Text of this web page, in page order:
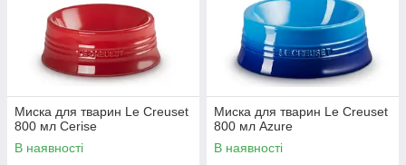
Миска для тварин Le Creuset
800 мл Cerise
В наявності
Миска для тварин Le Creuset
800 мл Azure
В наявності